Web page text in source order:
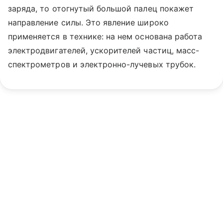
заряда, то отогнутый большой палец покажет
направление силы. Это явление широко
применяется в технике: на нем основана работа
электродвигателей, ускорителей частиц, масс-
спектрометров и электронно-лучевых трубок.